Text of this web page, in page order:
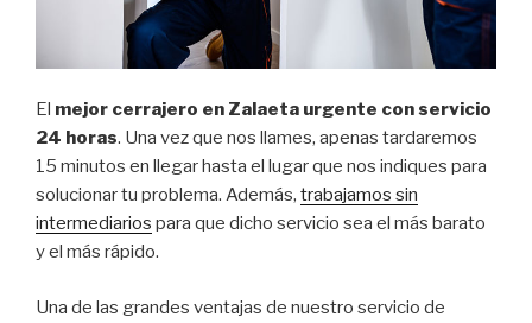
El mejor cerrajero en Zalaeta urgente con servicio
24 horas. Una vez que nos llames, apenas tardaremos
15 minutos en llegar hasta el lugar que nos indiques para
solucionar tu problema. Además, trabajamos sin
intermediarios para que dicho servicio sea el más barato
y el más rápido.
Una de las grandes ventajas de nuestro servicio de